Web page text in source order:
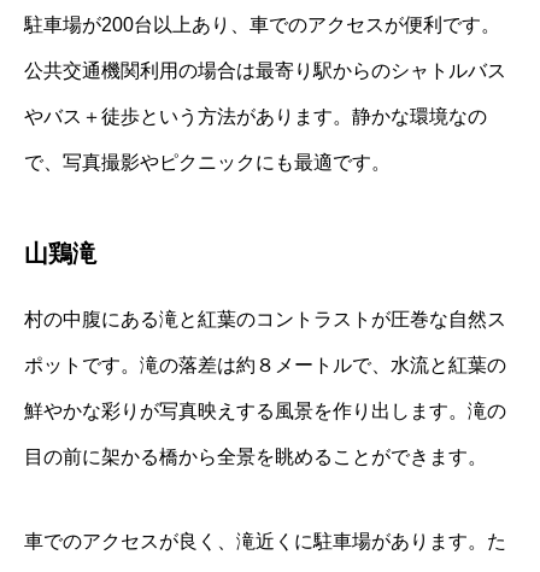
駐車場が200台以上あり、車でのアクセスが便利です。
公共交通機関利用の場合は最寄り駅からのシャトルバス
やバス＋徒歩という方法があります。静かな環境なの
で、写真撮影やピクニックにも最適です。
山鶏滝
村の中腹にある滝と紅葉のコントラストが圧巻な自然ス
ポットです。滝の落差は約８メートルで、水流と紅葉の
鮮やかな彩りが写真映えする風景を作り出します。滝の
目の前に架かる橋から全景を眺めることができます。
車でのアクセスが良く、滝近くに駐車場があります。た